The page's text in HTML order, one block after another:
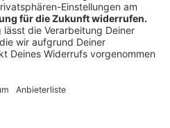
der Schulministerin
es exklusiv in der neuen
Und jetzt?" zu hören und
wo es Podcasts gibt.